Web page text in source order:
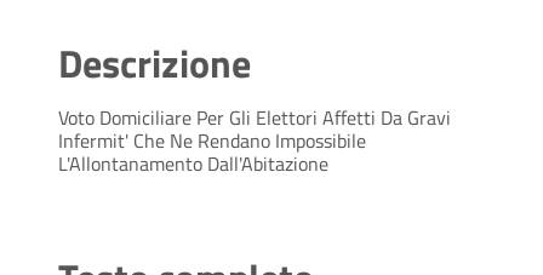
Descrizione
Voto Domiciliare Per Gli Elettori Affetti Da Gravi
Infermit' Che Ne Rendano Impossibile
L'Allontanamento Dall'Abitazione